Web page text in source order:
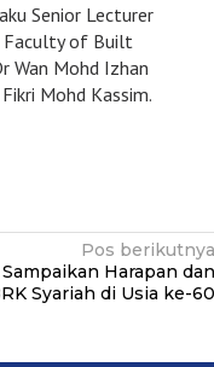
Senior Lecturer
Faculty of Built
Wan Mohd Izhan
Mohd Kassim.
Pos berikutnya
Harapan dan
Syariah di Usia ke-60